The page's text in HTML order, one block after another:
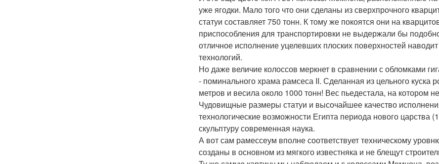
уже ягодки. Мало того что они сделаны из сверхпрочного
статуи составляет 750 тонн. К тому же покоятся они на
приспособления для транспортировки не выдержали бы
отличное исполнение уцелевших плоских поверхностей
технологий.
Но даже величие колоссов меркнет в сравнении с обломками
- поминального храма рамсеса II. Сделанная из цельного куска
метров и весила около 1000 тонн! Вес пьедестала, на котором
Чудовищные размеры статуи и высочайшее качество
технологические возможности Египта периода нового царства
скульптуру современная наука.
А вот сам рамессеум вполне соответствует техническому
созданы в основном из мягкого известняка и не блещут